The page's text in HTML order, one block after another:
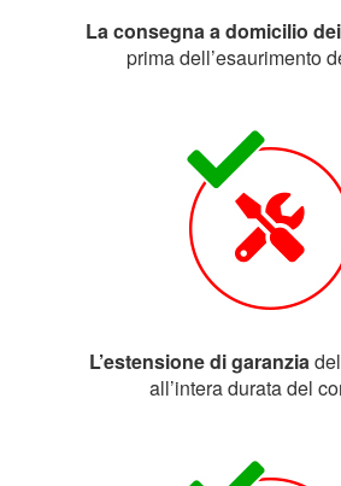
La consegna a domicilio
prima dell’esaurimento
L’estensione di garanzia
all’intera durata del